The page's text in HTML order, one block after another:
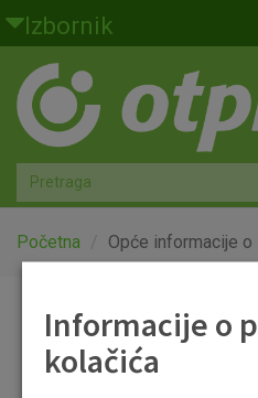
Skoči na glavni sadržaj
Izbornik
Građani
Privatno bankarstvo
Agro
Mala poduzeća i obrtnici
Globalna tržišta
Početna Opće informacije o
Opće
Paketu
Informacije o
kolačića